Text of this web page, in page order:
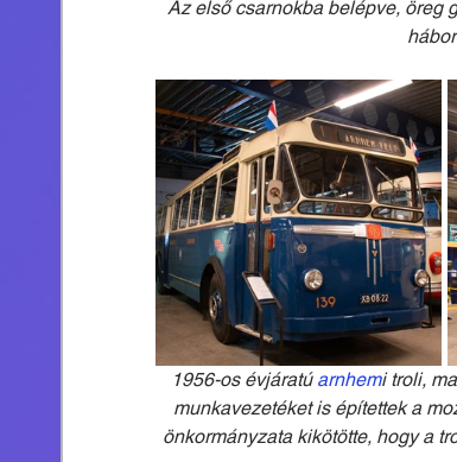
Az első csarnokba belépve, öreg
1956-os évjáratú arnhemi troli,
munkavezetéket is építettek a
önkormányzata kikötötte, hogy a